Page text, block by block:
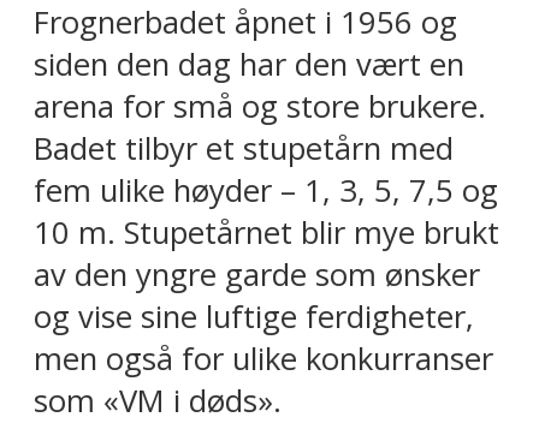
Frognerbadet åpnet i 1956 og
siden den dag har den vært en
arena for små og store brukere.
Badet tilbyr et stupetårn med
fem ulike høyder – 1, 3, 5, 7,5 og
10 m. Stupetårnet blir mye brukt
av den yngre garde som ønsker
og vise sine luftige ferdigheter,
men også for ulike konkurranser
som «VM i døds».